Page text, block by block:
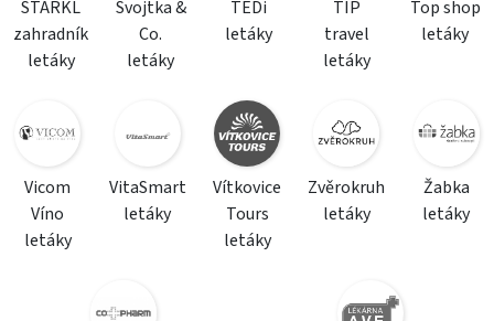
STARKL
zahradník
letáky
Svojtka &
Co.
letáky
TEDi
letáky
TIP
travel
letáky
Top shop
letáky
Vicom
Víno
letáky
VitaSmart
letáky
Vítkovice
Tours
letáky
Zvěrokruh
letáky
Žabka
letáky